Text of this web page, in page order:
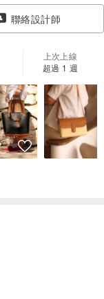
聯絡設計師
上次上線
超過 1 週